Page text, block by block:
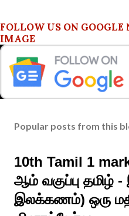
FOLLOW US ON
IMAGE
Popular posts from this
10th Tamil 1
ஆம் வகுப்பு தமிழ்
இலக்கணம்) ஒரு